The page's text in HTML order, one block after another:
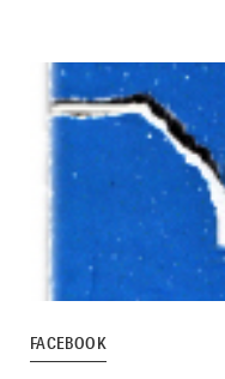
FACEBOOK